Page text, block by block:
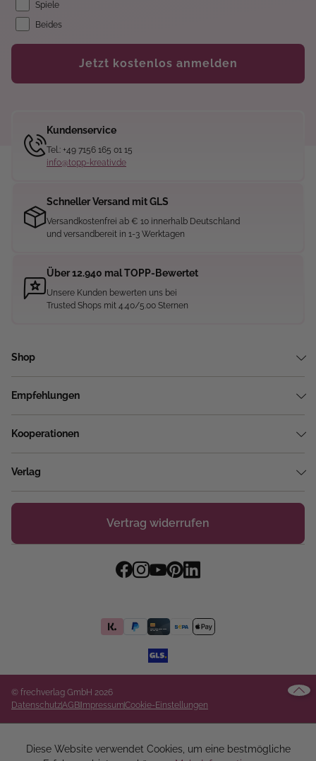
Spiele
Beides
Jetzt kostenlos anmelden
Kundenservice
Tel.: +49 7156 165 01 15
info@topp-kreativ.de
Schneller Versand mit GLS
Versandkostenfrei ab € 10 innerhalb Deutschland
und versandbereit in 1-3 Werktagen
Über 12.940 mal TOPP-Bewertet
Unsere Kunden bewerten uns bei
Trusted Shops mit 4.40/5.00 Sternen
Shop
Empfehlungen
Kooperationen
Verlag
Vertrag widerrufen
© frechverlag GmbH 2026
DatenschutzAGB ImpressumCookie-Einstellungen
Diese Website verwendet Cookies, um eine bestmögliche